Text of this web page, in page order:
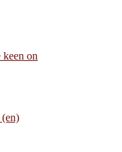
keen on